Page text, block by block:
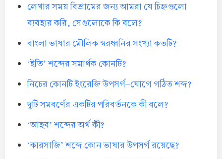
লেখার সময় বিশ্রামের জন্য আমরা যে চিহ্নগুলো
ব্যবহার করি, সেগুলোকে কি বলে?
বাংলা ভাষার মৌলিক স্বরধ্বনির সংখ্যা কতটি?
‘ইতি’ শব্দের সমার্থক কোনটি?
নিচের কোনটি ইংরেজি উপসর্গ-যোগে গঠিত শব্দ?
দুটি সমবর্ণের একটির পরিবর্তনকে কী বলে?
‘আহব’ শব্দের অর্থ কী?
‘কারসাজি’ শব্দে কোন ভাষার উপসর্গ রয়েছে?